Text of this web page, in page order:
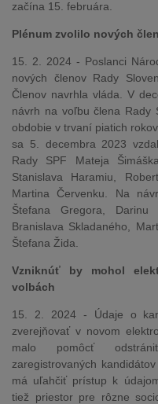
začína 15. februára.
Plénum zvolilo nových
15. 2. 2024 - Poslanci
nových členov Rady
Členov navrhla vláda. V
návrh na voľbu člena Rady
obdobie v trvaní piatich
sa 5. decembra 2023
Rady SPF Mateja
Stanislava Haramiu,
Martina Červenku. Na
Štefana Gregora, Darinu
Branislava Skladaného,
Štefana Žida.
Vzniknúť by mohol
volbách
15. 2. 2024 - Údaje o
zverejňovať v novom
malo pomôcť
zaregistrovaných
má uľahčiť prístup k
tiež priestor pre rôzne